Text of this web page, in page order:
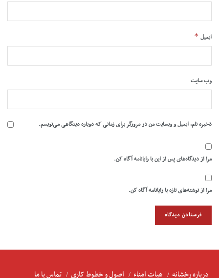
ایمیل *
وب‌ سایت
ذخیره نام، ایمیل و وبسایت من در مرورگر برای زمانی که دوباره دیدگاهی می‌نویسم.
مرا از دیدگاه‌های پس از این با رایانامه آگاه کن.
مرا از نوشته‌های تازه با رایانامه آگاه کن.
درباره رخشانه هیات امناء اصول و خطوط کاری تماس با ما